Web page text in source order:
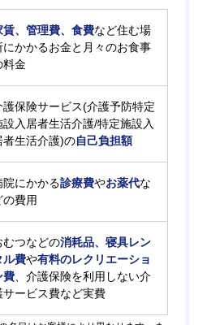
賃、管理費、食費など住む場
にかかるお金と月々のお食事
料金
護保険サービス(介護予防特定
設入居者生活介護/特定施設入
者生活介護)の自己負担額
院にかかる診療費やお薬代な
の費用
むつなどの消耗品、寝具レン
ル費や有料のレクリエーショ
費 、介護保険を利用しない介
サービス費など実費